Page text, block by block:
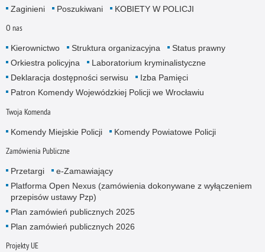
Zaginieni
Poszukiwani KOBIETY W POLICJI
O nas
Kierownictwo Struktura organizacyjna
Status prawny
Orkiestra policyjna
Laboratorium kryminalistyczne
Deklaracja dostępności serwisu
Izba Pamięci
Patron Komendy Wojewódzkiej Policji we Wrocławiu
Twoja Komenda
Komendy Miejskie Policji Komendy Powiatowe Policji
Zamówienia Publiczne
Przetargi
e-Zamawiający
Platforma Open Nexus (zamówienia dokonywane z wyłączeniem
przepisów ustawy Pzp)
Plan zamówień publicznych 2025
Plan zamówień publicznych 2026
Projekty UE